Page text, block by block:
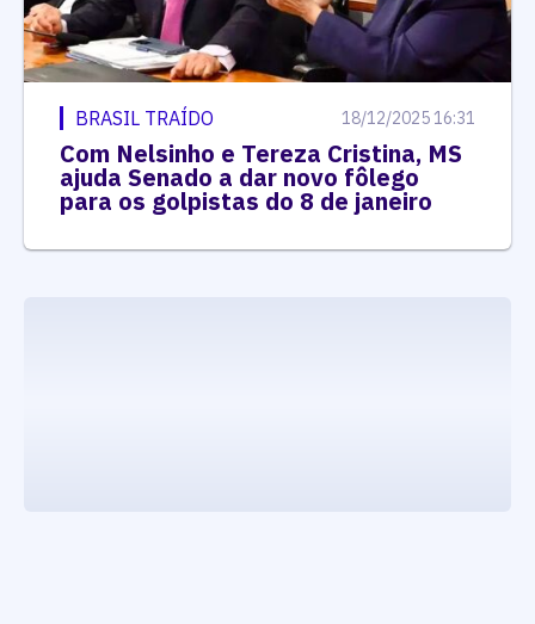
BRASIL TRAÍDO 18/12/2025 16:31
Com Nelsinho e Tereza Cristina, MS
ajuda Senado a dar novo fôlego
para os golpistas do 8 de janeiro